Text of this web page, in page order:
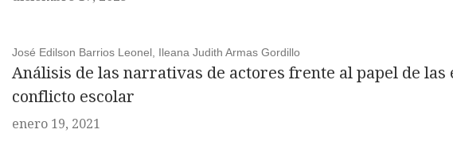
José Edilson Barrios Leonel, Ileana Judith Armas Gordillo
Análisis de las narrativas de actores frente al papel de las
conflicto escolar
enero 19, 2021